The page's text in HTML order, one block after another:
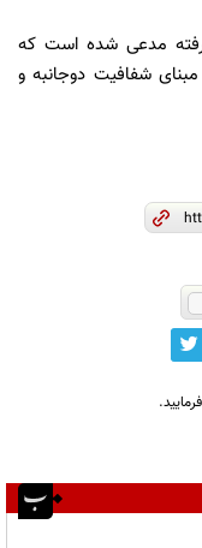
مدعی شده است که
شفافیت دوجانبه و